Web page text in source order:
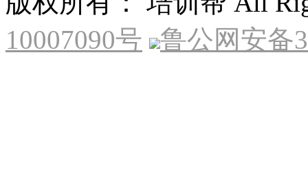
10007090号
鲁公网安备